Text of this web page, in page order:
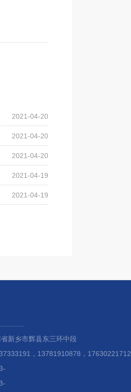
2021-04-20
2021-04-20
2021-04-20
2021-04-19
2021-04-19
新乡市辉县东三环中段
，13781910878，17630221712